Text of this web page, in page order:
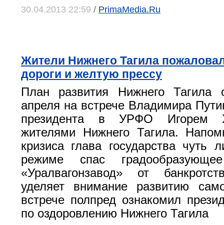
30.04.2013 22:59 / PrimaMedia.Ru
Жители Нижнего Тагила
дороги и желтую прессу
План развития Нижнего Тагила
апреля на встрече Владимира
президента в УРФО Игорем
жителями Нижнего Тагила.
кризиса глава государства чуть
режиме спас
«Уралвагонзавод» от
уделяет внимание развитию
встрече полпред ознакомил
по оздоровлению Нижнего Тагила